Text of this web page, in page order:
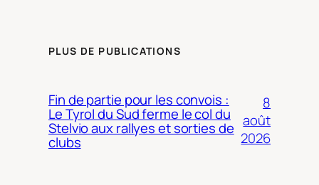
PLUS DE PUBLICATIONS
Fin de partie pour les convois :
Le Tyrol du Sud ferme le col du
Stelvio aux rallyes et sorties de
clubs
8
août
2026